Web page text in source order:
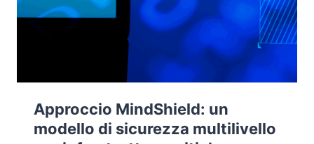
Approccio MindShield: un
modello di sicurezza multilivello